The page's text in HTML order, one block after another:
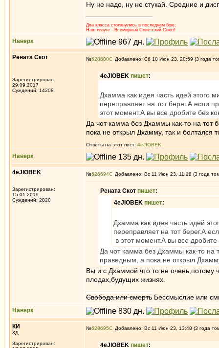
Ну не надо, ну не стукай. Средние и
Два класса столкнулись в последнем бою;
Наш лозунг - Всемирный Советский Союз!
Наверх
Рената Скот
Зарегистрирован:
29.09.2017
Суждений: 14208
№628680 Добавлено: Сб 10 Июн 23, 20:59 (3 года
4eJIOBEK пишет:
Дхамма как идея часть идей этого
переправляет на тот берег.А если
этот момент.А вы все дробите без
Да чот камма без Дхаммы как-то на тот
пока не открыл Дхамму, так и болтался
Ответы на этот пост: 4eJIOBEK
Наверх
4eJIOBEK
Зарегистрирован:
15.01.2019
Суждений: 2820
№628694 Добавлено: Вс 11 Июн 23, 11:18 (3 года
Рената Скот пишет:
4eJIOBEK пишет:
Дхамма как идея часть идей
переправляет на тот берег.А
в этот момент.А вы все дробите
Да чот камма без Дхаммы как-то на
праведным, а пока не открыл
Вы и с Дхаммой что то не очень,потому
плодах,будущих жизнях.
Свобода или смерть Бессмыслие или
Наверх
КИ
3Д
Зарегистрирован:
№628695 Добавлено: Вс 11 Июн 23, 13:48 (3 года
4eJIOBEK пишет: